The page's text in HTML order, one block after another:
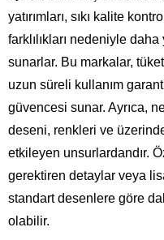
yatırımları, sıkı kalite
farklılıkları nedeniyle
sunarlar. Bu markalar,
uzun süreli kullanım
güvencesi sunar. Ayrıca,
deseni, renkleri ve
etkileyen unsurlardandır.
gerektiren detaylar veya
standart desenlere göre
olabilir.